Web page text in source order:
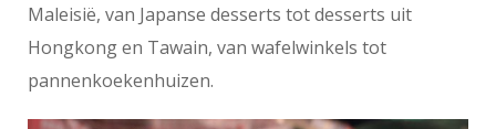
Maleisië, van Japanse desserts tot desserts uit
Hongkong en Tawain, van wafelwinkels tot
pannenkoekenhuizen.